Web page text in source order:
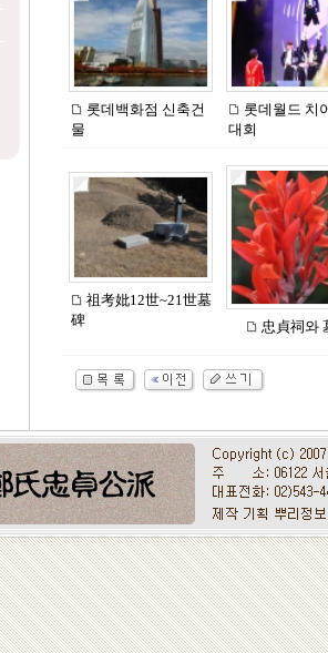
롯데백화점 신축건
물
롯데월드 치
대회
祖考妣12世~21世墓
碑
忠貞祠와